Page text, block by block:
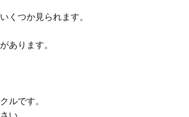
くつか見られます。
あります。
ルです。
い。